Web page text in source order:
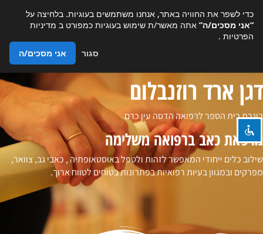
keyboard ניווט במקלדת
title
צבע רקע
zoom_out זום (הקטנה)
זום (הגדלה)
גופן קריא
כדי לשפר את החוויה באתר, אנחנו משתמשים בעוגיות. בלחיצה על
“אני מסכים/ה” אתה מאשר/ת שימוש בעוגיות כמפורט ב מדיניות
הפרטיות .
סגור
אני מסכים/ה
דגן ארד רוזנבלום
בוגרת בית הספר לרפואה הדסה עין כרם
מרפאת כאב ברפואה משלימה
שילוב כלים ייחודי המאפשר לזהות ולטפל באוסטאופתיה , כאבי גב, צוואר,
מפרקים ובמגוון בעיות רפואיות בפתרונות בטוחים לטווח ארוך.